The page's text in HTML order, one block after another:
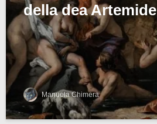
della dea Artemide
Manuela Chimera